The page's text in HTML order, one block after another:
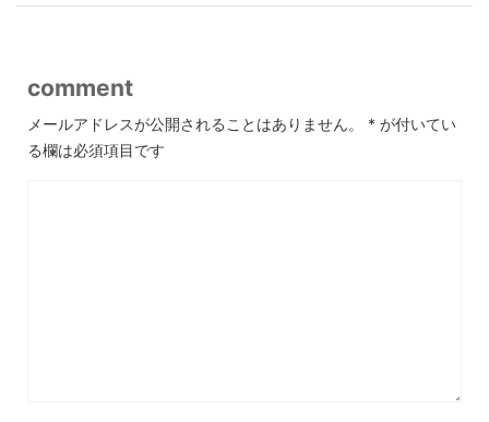
comment
メールアドレスが公開されることはありません。 * が付いてい
る欄は必須項目です